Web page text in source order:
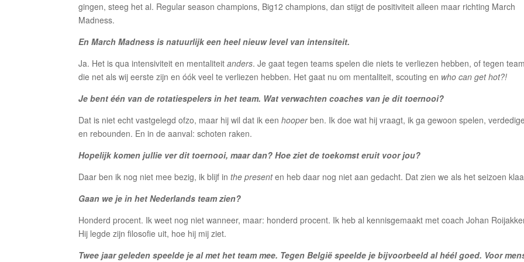
gingen, steeg het al. Regular season champions, Big12 champions, dan stijgt de positiviteit alleen maar richting March
Madness.
En March Madness is natuurlijk een heel nieuw level van intensiteit.
Ja. Het is qua intensiviteit en mentaliteitanders. Je gaat tegen teams spelen die niets te verliezen hebben, of tegen
die net als wij eerste zijn en óók veel te verliezen hebben. Het gaat nu om mentaliteit, scouting en who can get hot?!
Je bent één van de rotatiespelers in het team. Wat verwachten coaches van je dit toernooi?
Dat is niet echt vastgelegd ofzo, maar hij wil dat ik eenhooperben. Ik doe wat hij vraagt, ik ga gewoon spelen,
en rebounden. En in de aanval: schoten raken.
Hopelijk komen jullie ver dit toernooi, maar dan? Hoe ziet de toekomst eruit voor jou?
Daar ben ik nog niet mee bezig, ik blijf inthe presenten heb daar nog niet aan gedacht. Dat zien we als het seizoen
Gaan we je in het Nederlands team zien?
Honderd procent. Ik weet nog niet wanneer, maar: honderd procent. Ik heb al kennisgemaakt met coach Johan
Hij legde zijn filosofie uit, hoe hij mij ziet.
Twee jaar geleden speelde je al met het team mee. Tegen België speelde je bijvoorbeeld al héél goed. Voor